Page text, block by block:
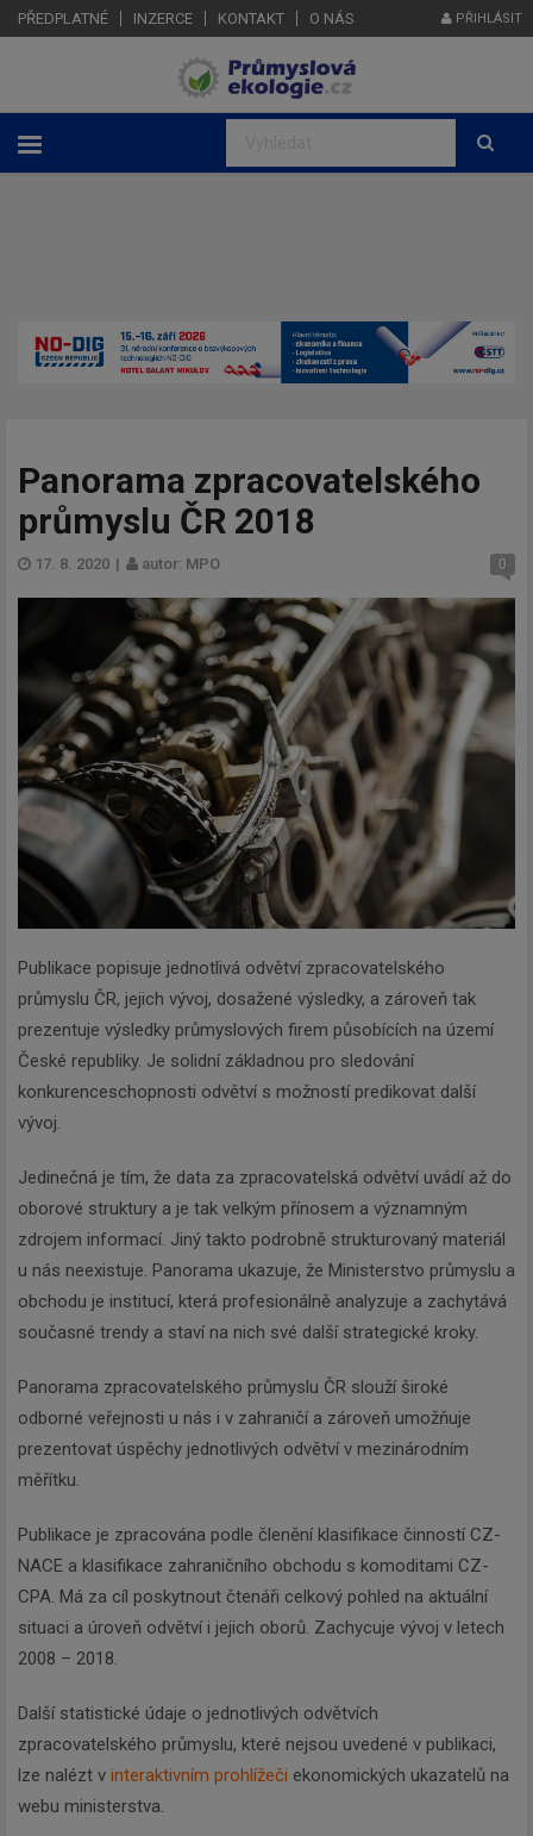
PŘEDPLATNÉ INZERCE KONTAKT O NÁS PŘIHLÁSIT
Panorama zpracovatelského
průmyslu ČR 2018
17. 8. 2020 | autor: MPO 0
Publikace popisuje jednotlivá odvětví zpracovatelského
průmyslu ČR, jejich vývoj, dosažené výsledky, a zároveň tak
prezentuje výsledky průmyslových firem působících na území
České republiky. Je solidní základnou pro sledování
konkurenceschopnosti odvětví s možností predikovat další
vývoj.
Jedinečná je tím, že data za zpracovatelská odvětví uvádí až do
oborové struktury a je tak velkým přínosem a významným
zdrojem informací. Jiný takto podrobně strukturovaný materiál
u nás neexistuje. Panorama ukazuje, že Ministerstvo průmyslu a
obchodu je institucí, která profesionálně analyzuje a zachytává
současné trendy a staví na nich své další strategické kroky.
Panorama zpracovatelského průmyslu ČR slouží široké
odborné veřejnosti u nás i v zahraničí a zároveň umožňuje
prezentovat úspěchy jednotlivých odvětví v mezinárodním
měřítku.
Publikace je zpracována podle členění klasifikace činností CZ-
NACE a klasifikace zahraničního obchodu s komoditami CZ-
CPA. Má za cíl poskytnout čtenáři celkový pohled na aktuální
situaci a úroveň odvětví i jejich oborů. Zachycuje vývoj v letech
2008 – 2018.
Další statistické údaje o jednotlivých odvětvích
zpracovatelského průmyslu, které nejsou uvedené v publikaci,
lze nalézt v interaktivním prohlížeči ekonomických ukazatelů na
webu ministerstva.